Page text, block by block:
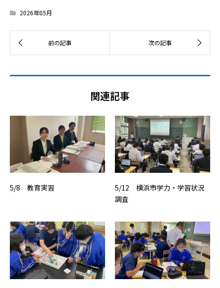
2026年05月
関連記事
5/8 教育実習
5/12 横浜市学力・学習状況
調査